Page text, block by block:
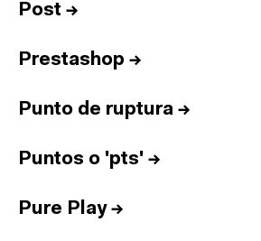
Post →
Prestashop →
Punto de ruptura →
Puntos o 'pts' →
Pure Play→